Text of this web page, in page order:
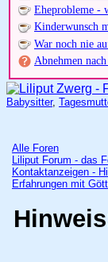
Eheprobleme -
Kinderwunsch
War noch nie
Abnehmen
Babysitter,
Alle Foren
Liliput Forum - das
Kontaktanzeigen -
Erfahrungen mit